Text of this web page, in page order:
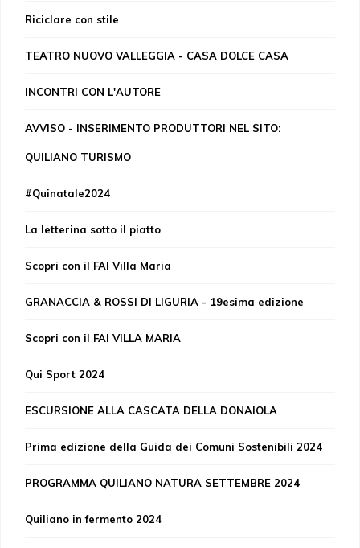
Riciclare con stile
TEATRO NUOVO VALLEGGIA - CASA DOLCE CASA
INCONTRI CON L'AUTORE
AVVISO - INSERIMENTO PRODUTTORI NEL SITO:
QUILIANO TURISMO
#Quinatale2024
La letterina sotto il piatto
Scopri con il FAI Villa Maria
GRANACCIA & ROSSI DI LIGURIA - 19esima edizione
Scopri con il FAI VILLA MARIA
Qui Sport 2024
ESCURSIONE ALLA CASCATA DELLA DONAIOLA
Prima edizione della Guida dei Comuni Sostenibili 2024
PROGRAMMA QUILIANO NATURA SETTEMBRE 2024
Quiliano in fermento 2024